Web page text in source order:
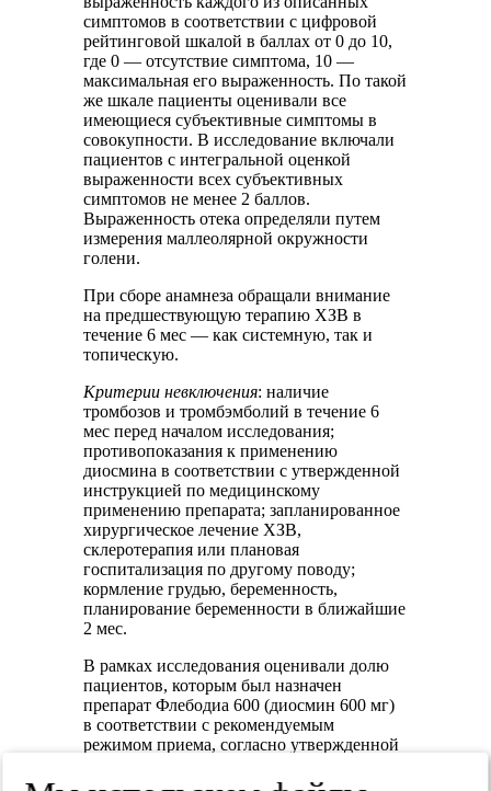
симптомов в соответствии с цифровой
рейтинговой шкалой в баллах от 0 до 10,
где 0 — отсутствие симптома, 10 —
максимальная его выраженность. По такой
же шкале пациенты оценивали все
имеющиеся субъективные симптомы в
совокупности. В исследование включали
пациентов с интегральной оценкой
выраженности всех субъективных
симптомов не менее 2 баллов.
Выраженность отека определяли путем
измерения маллеолярной окружности
голени.
При сборе анамнеза обращали внимание
на предшествующую терапию ХЗВ в
течение 6 мес — как системную, так и
топическую.
Критерии невключения: наличие
тромбозов и тромбэмболий в течение 6
мес перед началом исследования;
противопоказания к применению
диосмина в соответствии с утвержденной
инструкцией по медицинскому
применению препарата; запланированное
хирургическое лечение ХЗВ,
склеротерапия или плановая
госпитализация по другому поводу;
кормление грудью, беременность,
планирование беременности в ближайшие
2 мес.
В рамках исследования оценивали долю
пациентов, которым был назначен
препарат Флебодиа 600 (диосмин 600 мг)
в соответствии с рекомендуемым
режимом приема, согласно утвержденной
применению (1 таблетка в день, курс 2